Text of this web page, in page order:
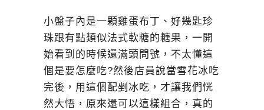
小盤子內是一顆雞蛋布丁、好幾匙珍
珠跟有點類似法式軟糖的糖果，一開
始看到的時候還滿頭問號，不太懂這
個是要怎麼吃?然後店員說當雪花冰吃
完後，用這個配剉冰吃，才讓我們恍
然大悟，原來還可以這樣組合，真的